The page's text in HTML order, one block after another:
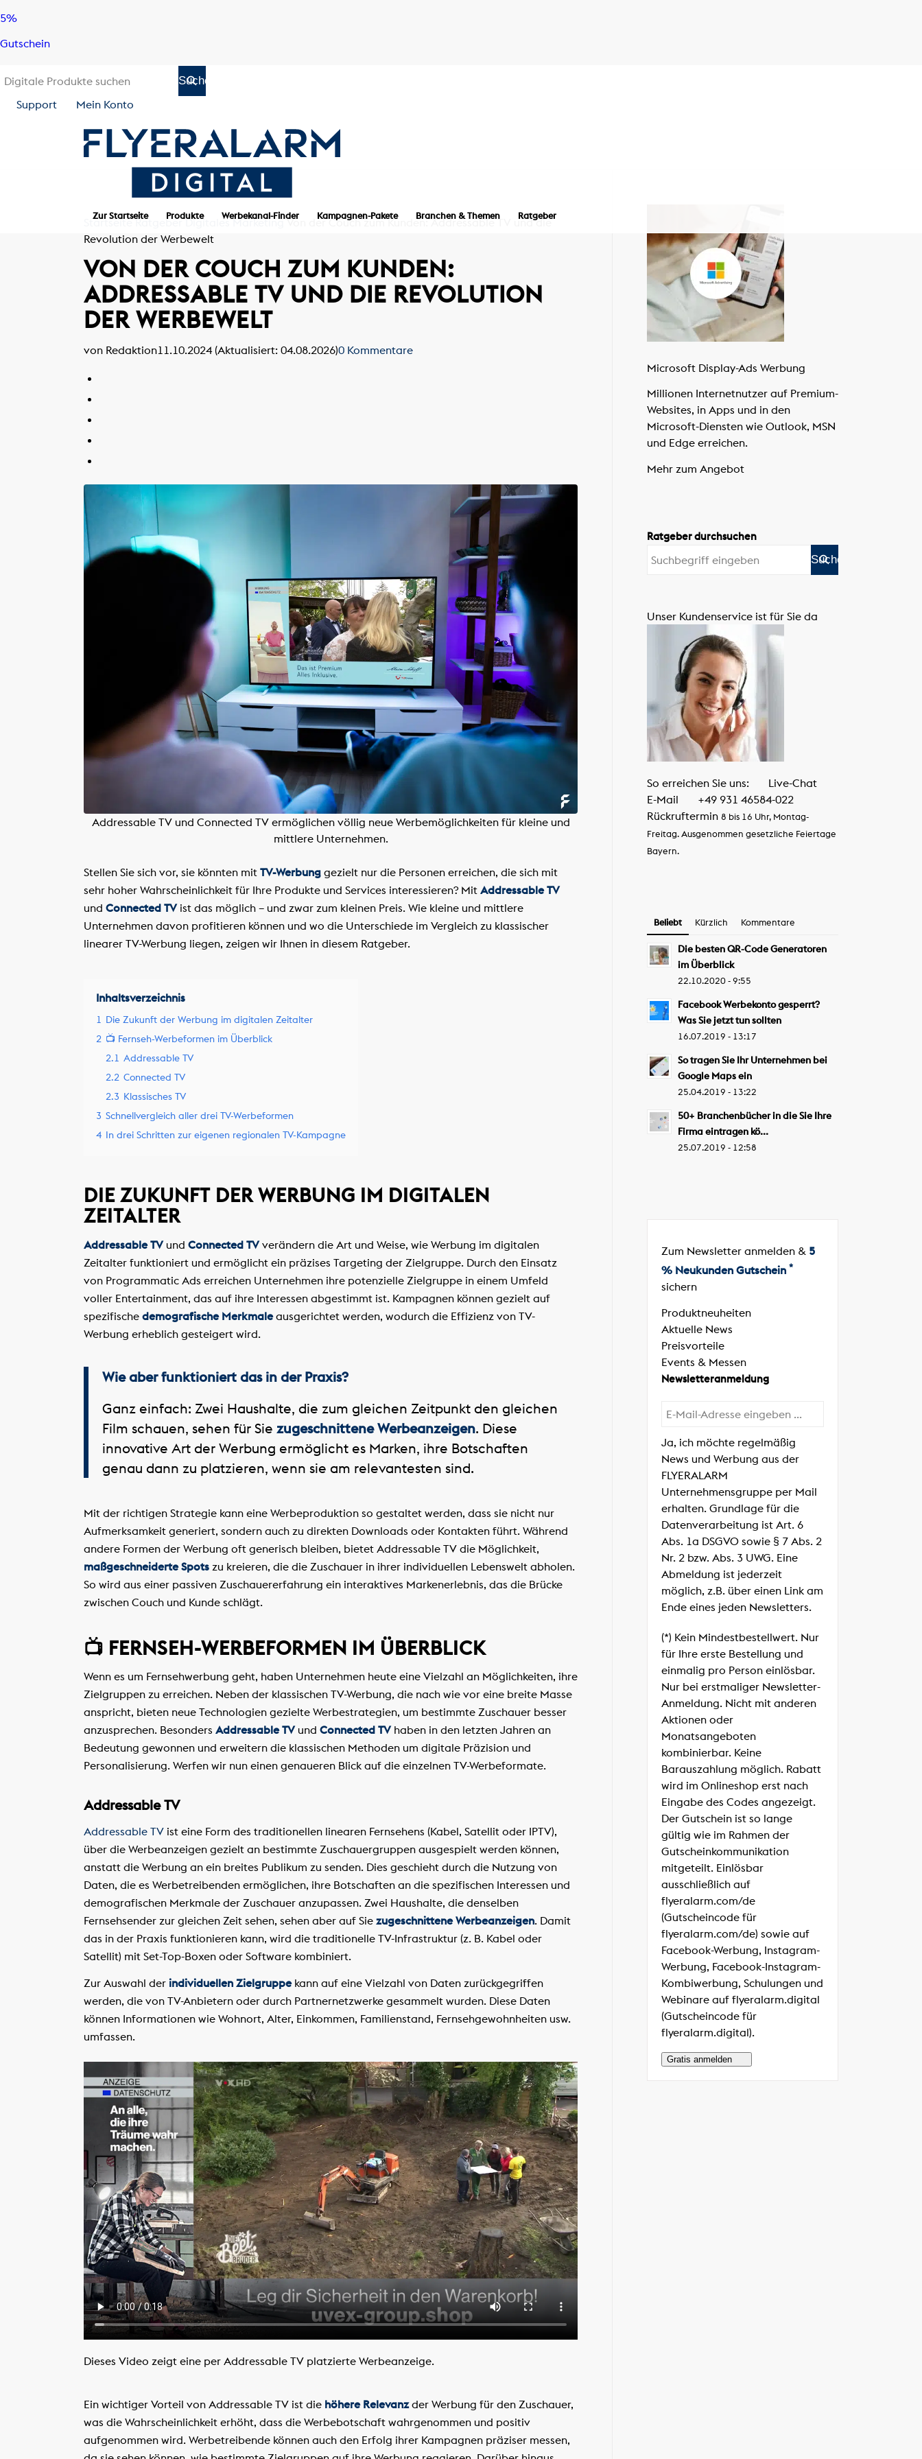
Skip
content
Skip
navigation
5%
Gutschein
Support Mein Konto
Zur Startseite Produkte Werbekanal-Finder Kampagnen-Pakete Branchen & Themen Ratgeber
Startseite Ratgeber Digitales Marketing Von der Couch zum Kunden: Addressable TV und die
Revolution der Werbewelt
VON DER COUCH ZUM KUNDEN:
ADDRESSABLE TV UND DIE REVOLUTION
DER WERBEWELT
von Redaktion11.10.2024 (Aktualisiert: 04.08.2026)0 Kommentare
Addressable TV und Connected TV ermöglichen völlig neue Werbemöglichkeiten für kleine und
mittlere Unternehmen.
Stellen Sie sich vor, sie könnten mit TV-Werbung gezielt nur die Personen erreichen, die sich mit
sehr hoher Wahrscheinlichkeit für Ihre Produkte und Services interessieren? Mit Addressable TV
und Connected TVist das möglich – und zwar zum kleinen Preis. Wie kleine und mittlere
Unternehmen davon profitieren können und wo die Unterschiede im Vergleich zu klassischer
linearer TV-Werbung liegen, zeigen wir Ihnen in diesem Ratgeber.
Inhaltsverzeichnis
1 Die Zukunft der Werbung im digitalen Zeitalter
2 📺 Fernseh-Werbeformen im Überblick
2.1 Addressable TV
2.2 Connected TV
2.3 Klassisches TV
3 Schnellvergleich aller drei TV-Werbeformen
4 In drei Schritten zur eigenen regionalen TV-Kampagne
DIE ZUKUNFT DER WERBUNG IM DIGITALEN
ZEITALTER
Addressable TVund Connected TVverändern die Art und Weise, wie Werbung im digitalen
Zeitalter funktioniert und ermöglicht ein präzises Targeting der Zielgruppe. Durch den Einsatz
von Programmatic Ads erreichen Unternehmen ihre potenzielle Zielgruppe in einem Umfeld
voller Entertainment, das auf ihre Interessen abgestimmt ist. Kampagnen können gezielt auf
spezifische demografische Merkmaleausgerichtet werden, wodurch die Effizienz von TV-
Werbung erheblich gesteigert wird.
Wie aber funktioniert das in der Praxis?
Ganz einfach: Zwei Haushalte, die zum gleichen Zeitpunkt den gleichen
Film schauen, sehen für Sie zugeschnittene Werbeanzeigen. Diese
innovative Art der Werbung ermöglicht es Marken, ihre Botschaften
genau dann zu platzieren, wenn sie am relevantesten sind.
Mit der richtigen Strategie kann eine Werbeproduktion so gestaltet werden, dass sie nicht nur
Aufmerksamkeit generiert, sondern auch zu direkten Downloads oder Kontakten führt. Während
andere Formen der Werbung oft generisch bleiben, bietet Addressable TV die Möglichkeit,
maßgeschneiderte Spots zu kreieren, die die Zuschauer in ihrer individuellen Lebenswelt abholen.
So wird aus einer passiven Zuschauererfahrung ein interaktives Markenerlebnis, das die Brücke
zwischen Couch und Kunde schlägt.
📺 FERNSEH-WERBEFORMEN IM ÜBERBLICK
Wenn es um Fernsehwerbung geht, haben Unternehmen heute eine Vielzahl an Möglichkeiten, ihre
Zielgruppen zu erreichen. Neben der klassischen TV-Werbung, die nach wie vor eine breite Masse
anspricht, bieten neue Technologien gezielte Werbestrategien, um bestimmte Zuschauer besser
anzusprechen. Besonders Addressable TVund Connected TVhaben in den letzten Jahren an
Bedeutung gewonnen und erweitern die klassischen Methoden um digitale Präzision und
Personalisierung. Werfen wir nun einen genaueren Blick auf die einzelnen TV-Werbeformate.
Addressable TV
Addressable TV ist eine Form des traditionellen linearen Fernsehens (Kabel, Satellit oder IPTV),
über die Werbeanzeigen gezielt an bestimmte Zuschauergruppen ausgespielt werden können,
anstatt die Werbung an ein breites Publikum zu senden. Dies geschieht durch die Nutzung von
Daten, die es Werbetreibenden ermöglichen, ihre Botschaften an die spezifischen Interessen und
demografischen Merkmale der Zuschauer anzupassen. Zwei Haushalte, die denselben
Fernsehsender zur gleichen Zeit sehen, sehen aber auf Sie zugeschnittene Werbeanzeigen. Damit
das in der Praxis funktionieren kann, wird die traditionelle TV-Infrastruktur (z. B. Kabel oder
Satellit) mit Set-Top-Boxen oder Software kombiniert.
Zur Auswahl der individuellen Zielgruppekann auf eine Vielzahl von Daten zurückgegriffen
werden, die von TV-Anbietern oder durch Partnernetzwerke gesammelt wurden. Diese Daten
können Informationen wie Wohnort, Alter, Einkommen, Familienstand, Fernsehgewohnheiten usw.
umfassen.
Dieses Video zeigt eine per Addressable TV platzierte Werbeanzeige.
Ein wichtiger Vorteil von Addressable TV ist die höhere Relevanzder Werbung für den Zuschauer,
was die Wahrscheinlichkeit erhöht, dass die Werbebotschaft wahrgenommen und positiv
aufgenommen wird. Werbetreibende können auch den Erfolg ihrer Kampagnen präziser messen,
Microsoft Display-Ads Werbung
Millionen Internetnutzer auf Premium-
Websites, in Apps und in den
Microsoft-Diensten wie Outlook, MSN
und Edge erreichen.
Mehr zum Angebot
Ratgeber durchsuchen
Unser Kundenservice ist für Sie da
So erreichen Sie uns:
Live-Chat
E-Mail
+49 931 46584-022
Rückruftermin 8 bis 16 Uhr, Montag-
Freitag. Ausgenommen gesetzliche Feiertage
Bayern.
Beliebt Kürzlich Kommentare
Die besten QR-Code Generatoren
im Überblick
22.10.2020 - 9:55
Facebook Werbekonto gesperrt?
Was Sie jetzt tun sollten
16.07.2019 - 13:17
So tragen Sie Ihr Unternehmen bei
Google Maps ein
25.04.2019 - 13:22
50+ Branchenbücher in die Sie Ihre
Firma eintragen kö...
25.07.2019 - 12:58
Zum Newsletter anmelden & 5
% Neukunden Gutschein *
sichern
Produktneuheiten
Aktuelle News
Preisvorteile
Events & Messen
Newsletteranmeldung
Ja, ich möchte regelmäßig
News und Werbung aus der
FLYERALARM
Unternehmensgruppe per Mail
erhalten. Grundlage für die
Datenverarbeitung ist Art. 6
Abs. 1a DSGVO sowie § 7 Abs. 2
Nr. 2 bzw. Abs. 3 UWG. Eine
Abmeldung ist jederzeit
möglich, z.B. über einen Link am
Ende eines jeden Newsletters.
(*) Kein Mindestbestellwert. Nur
für Ihre erste Bestellung und
einmalig pro Person einlösbar.
Nur bei erstmaliger Newsletter-
Anmeldung. Nicht mit anderen
Aktionen oder
Monatsangeboten
kombinierbar. Keine
Barauszahlung möglich. Rabatt
wird im Onlineshop erst nach
Eingabe des Codes angezeigt.
Der Gutschein ist so lange
gültig wie im Rahmen der
Gutscheinkommunikation
mitgeteilt. Einlösbar
ausschließlich auf
flyeralarm.com/de
(Gutscheincode für
flyeralarm.com/de) sowie auf
Facebook-Werbung, Instagram-
Werbung, Facebook-Instagram-
Kombiwerbung, Schulungen und
Webinare auf flyeralarm.digital
(Gutscheincode für
flyeralarm.digital).
Gratis anmelden